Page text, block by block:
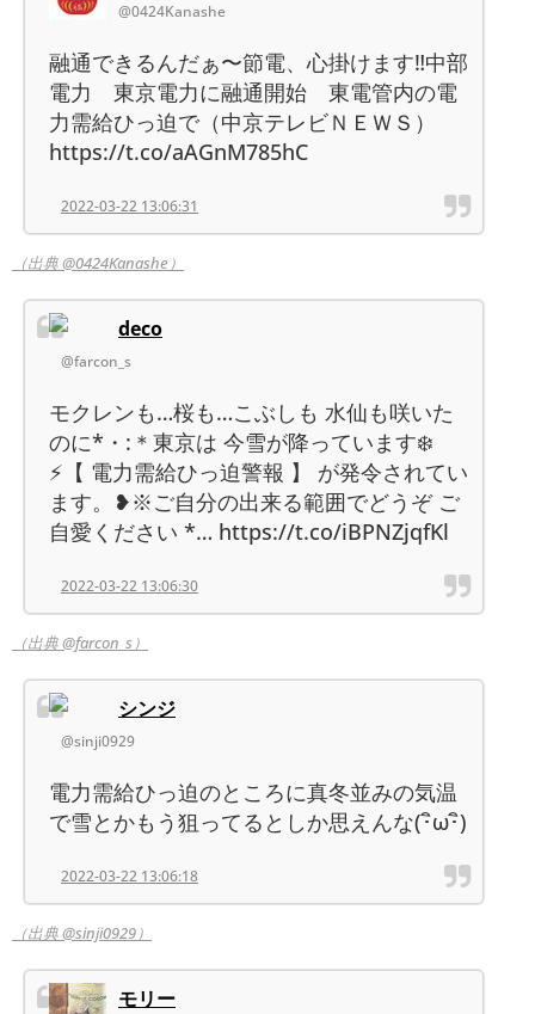
@0424Kanashe
融通できるんだぁ〜節電、心掛けます‼️中部
電力 東京電力に融通開始 東電管内の電
力需給ひっ迫で（中京テレビＮＥＷＳ）
https://t.co/aAGnM785hC
2022-03-22 13:06:31
（出典 @0424Kanashe）
deco
@farcon_s
モクレンも…桜も…こぶしも 水仙も咲いた
のに*・:＊東京は 今雪が降っています❄️
⚡【 電力需給ひっ迫警報 】 が発令されてい
ます。❥※ご自分の出来る範囲でどうぞ ご
自愛ください *… https://t.co/iBPNZjqfKl
2022-03-22 13:06:30
（出典 @farcon_s）
シンジ
@sinji0929
電力需給ひっ迫のところに真冬並みの気温
で雪とかもう狙ってるとしか思えんな(･ิω･ิ)
2022-03-22 13:06:18
（出典 @sinji0929）
モリー